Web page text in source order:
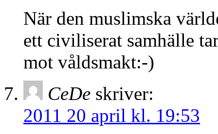
När den muslimska
ett civiliserat samhälle
mot våldsmakt:-)
CeDe skriver:
2011 20 april kl. 19:53